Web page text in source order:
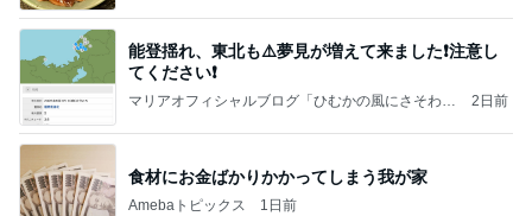
能登揺れ、東北も⚠️夢見が増えて来ました❗️注意し
てください❗️
マリアオフィシャルブログ「ひむかの風にさそわれ
2日前
食材にお金ばかりかかってしまう我が家
Amebaトピックス 1日前